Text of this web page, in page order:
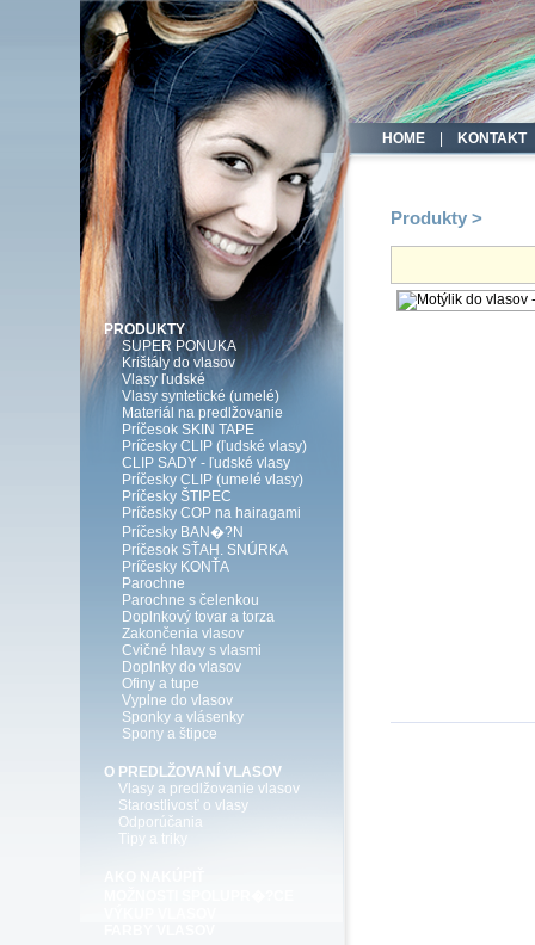
HOME| KONTAKT
PRODUKTY
SUPER PONUKA
Krištály do vlasov
Vlasy ľudské
Vlasy syntetické (umelé)
Materiál na predlžovanie
Príčesok SKIN TAPE
Príčesky CLIP (ľudské vlasy)
CLIP SADY - ľudské vlasy
Príčesky CLIP (umelé vlasy)
Príčesky ŠTIPEC
Príčesky COP na hairagami
Príčesky BAN�?N
Príčesok SŤAH. SNÚRKA
Príčesky KONŤA
Parochne
Parochne s čelenkou
Doplnkový tovar a torza
Zakončenia vlasov
Cvičné hlavy s vlasmi
Doplnky do vlasov
Ofiny a tupe
Vyplne do vlasov
Sponky a vlásenky
Spony a štipce
O PREDLŽOVANÍ VLASOV
Vlasy a predlžovanie vlasov
Starostlivosť o vlasy
Odporúčania
Tipy a triky
Produkty >